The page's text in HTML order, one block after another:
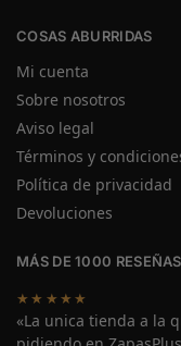
COSAS ABURRIDAS
Mi cuenta
Sobre nosotros
Aviso legal
Términos y
Política de privacidad
Devoluciones
MÁS DE 1000
★★★★★
«La unica tienda a la